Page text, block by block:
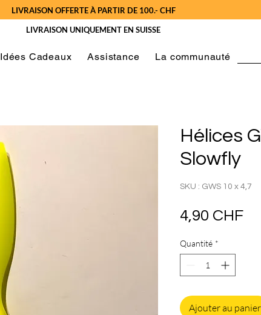
LIVRAISON OFFERTE À PARTIR DE 100.- CHF
LIVRAISON UNIQUEMENT EN SUISSE
Idées Cadeaux Assistance La communauté
Hélices
Slowfly
SKU : GWS 10 x 4,7
4,90 CHF
Quantité *
Ajouter au panier